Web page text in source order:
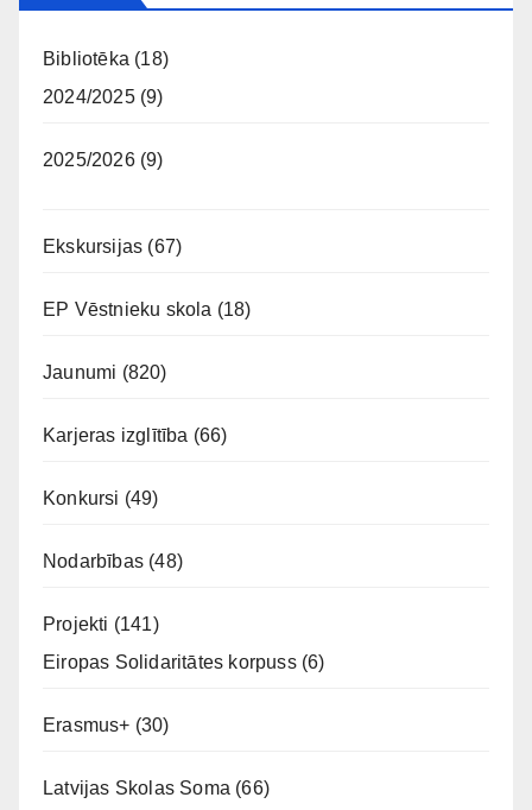
Bibliotēka (18)
2024/2025(9)
2025/2026(9)
Ekskursijas (67)
EP Vēstnieku skola (18)
Jaunumi (820)
Karjeras izglītība (66)
Konkursi (49)
Nodarbības (48)
Projekti (141)
Eiropas Solidaritātes korpuss(6)
Erasmus+ (30)
Latvijas Skolas Soma (66)